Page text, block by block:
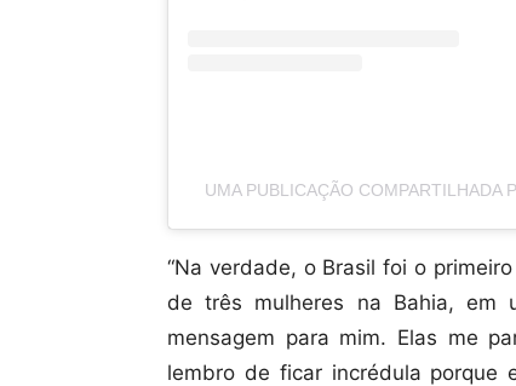
UMA PUBLICAÇÃO COMPARTILHADA
“Na verdade, o Brasil foi o
de três mulheres na Bahia, em
mensagem para mim. Elas me
lembro de ficar incrédula porque